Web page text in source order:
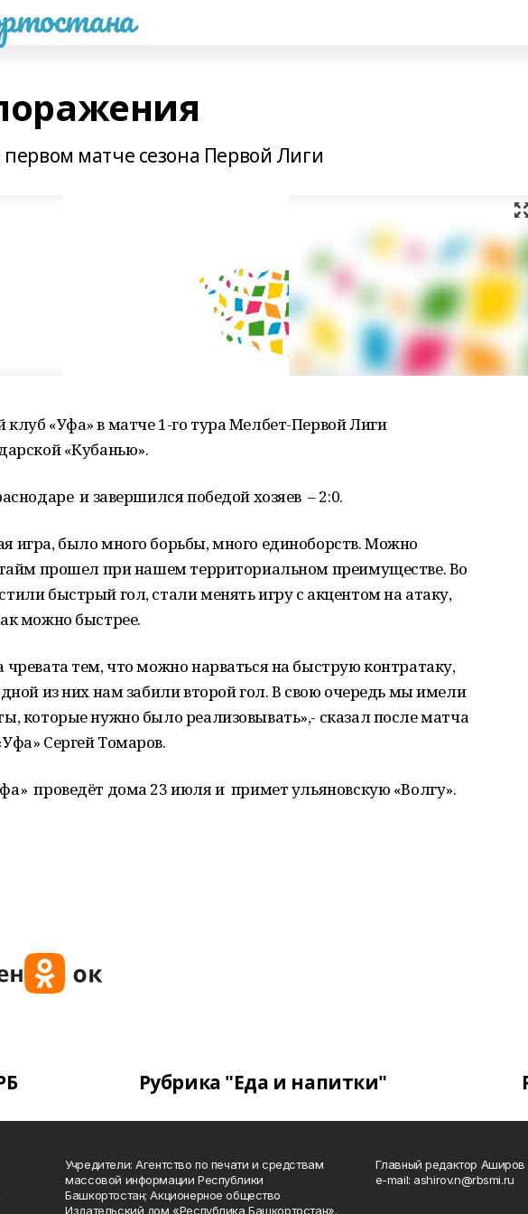
матче сезона Первой Лиги
«Уфа» в матче 1-го тура Мелбет-Первой Лиги
«Кубанью».
и завершился победой хозяев – 2:0.
игра, было много борьбы, много единоборств. Можно
тайм прошел при нашем территориальном преимуществе. Во
быстрый гол, стали менять игру с акцентом на атаку,
можно быстрее.
чревата тем, что можно нарваться на быструю контратаку,
из них нам забили второй гол. В свою очередь мы имели
которые нужно было реализовывать»,- сказал после матча
Сергей Томаров.
проведёт дома 23 июля и примет ульяновскую «Волгу».
Рубрика "Еда и напитки"
Учредители: Агентство по печати и средствам
массовой информации Республики
Башкортостан; Акционерное общество
Издательский дом «Республика Башкортостан».
Главный редактор
e-mail: ashirov.n@rbsmi.ru